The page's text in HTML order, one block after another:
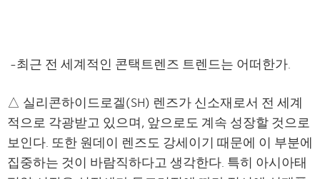
-최근 전 세계적인 콘택트렌즈 트렌드는 어떠한가.
△ 실리콘하이드로겔(SH) 렌즈가 신소재로서 전 세계
적으로 각광받고 있으며, 앞으로도 계속 성장할 것으로
보인다. 또한 원데이 렌즈도 강세이기 때문에 이 부분에
집중하는 것이 바람직하다고 생각한다. 특히 아시아태